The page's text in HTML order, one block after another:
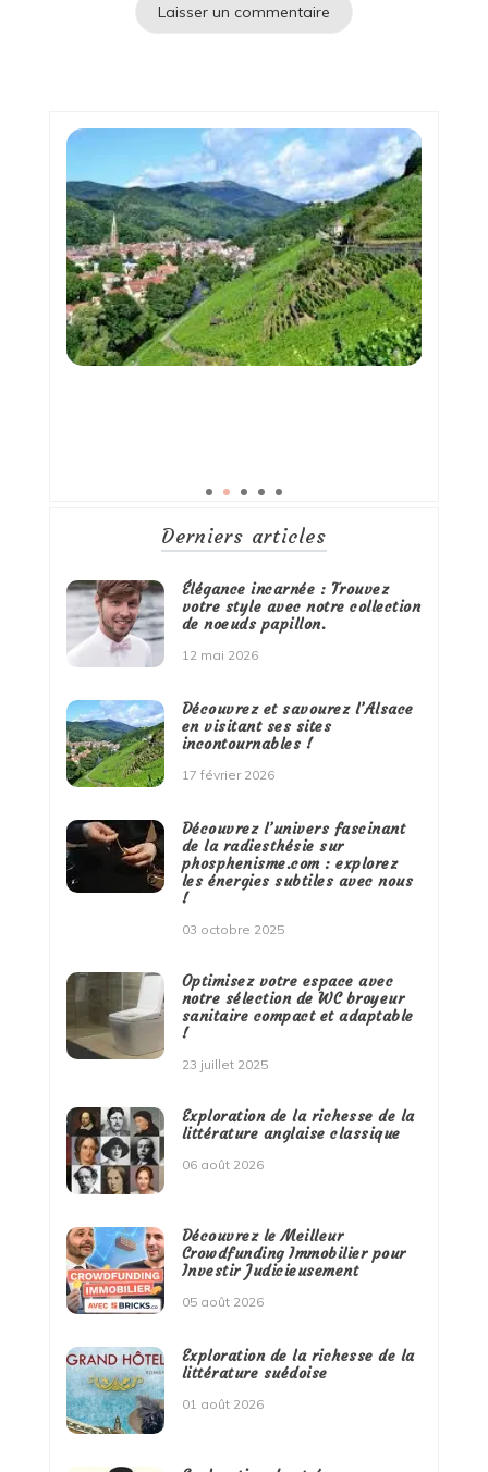
Derniers articles
Élégance incarnée : Trouvez
votre style avec notre collection
de noeuds papillon.
12 mai 2026
Découvrez et savourez l’Alsace
en visitant ses sites
incontournables !
17 février 2026
Découvrez l’univers fascinant
de la radiesthésie sur
phosphenisme.com : explorez
les énergies subtiles avec nous
!
03 octobre 2025
Optimisez votre espace avec
notre sélection de WC broyeur
sanitaire compact et adaptable
!
23 juillet 2025
Exploration de la richesse de la
littérature anglaise classique
06 août 2026
Découvrez le Meilleur
Crowdfunding Immobilier pour
Investir Judicieusement
05 août 2026
Exploration de la richesse de la
littérature suédoise
01 août 2026